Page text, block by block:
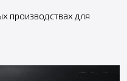
производствах для